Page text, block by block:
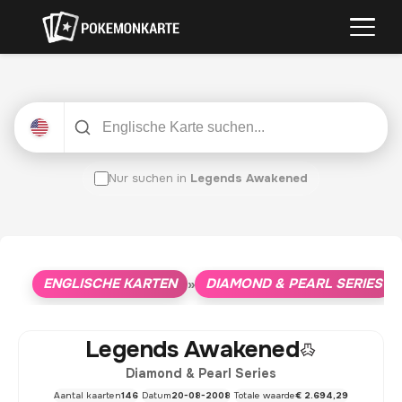
Nur suchen in Legends Awakened
ENGLISCHE KARTEN » DIAMOND & PEARL SERIES
Legends Awakened
Diamond & Pearl Series
Aantal kaarten146 Datum20-08-2008 Totale waarde€ 2.694,29